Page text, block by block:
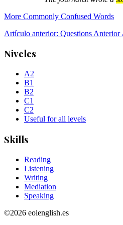
More Commonly Confused Words
Artículo anterior: Questions Anterior
Niveles
A2
B1
B2
C1
C2
Useful for all levels
Skills
Reading
Listening
Writing
Mediation
Speaking
©2026 eoienglish.es